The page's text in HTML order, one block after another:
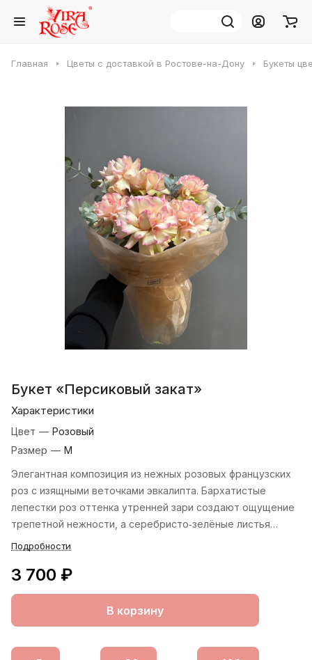
Главная Цветы с доставкой в Ростове-на-Дону Букеты
Букет «Персиковый закат»
Характеристики
Цвет — Розовый
Размер — М
Элегантная композиция из нежных розовых французских
роз с изящными веточками эвкалипта. Бархатистые
лепестки роз оттенка утренней зари создают ощущение
трепетной нежности, а серебристо‑зелёные листья
эвкалипта добавляют букету лёгкости и объёма. Аромат
наполняя пространство особой атмосферой. Букет
упакован в матовую плёнку цвета пудры и украшен
атласной лентой в тон. Идеальный выбор для
романтического подарка или знака искренней
Подробности
3 700 ₽
В корзину